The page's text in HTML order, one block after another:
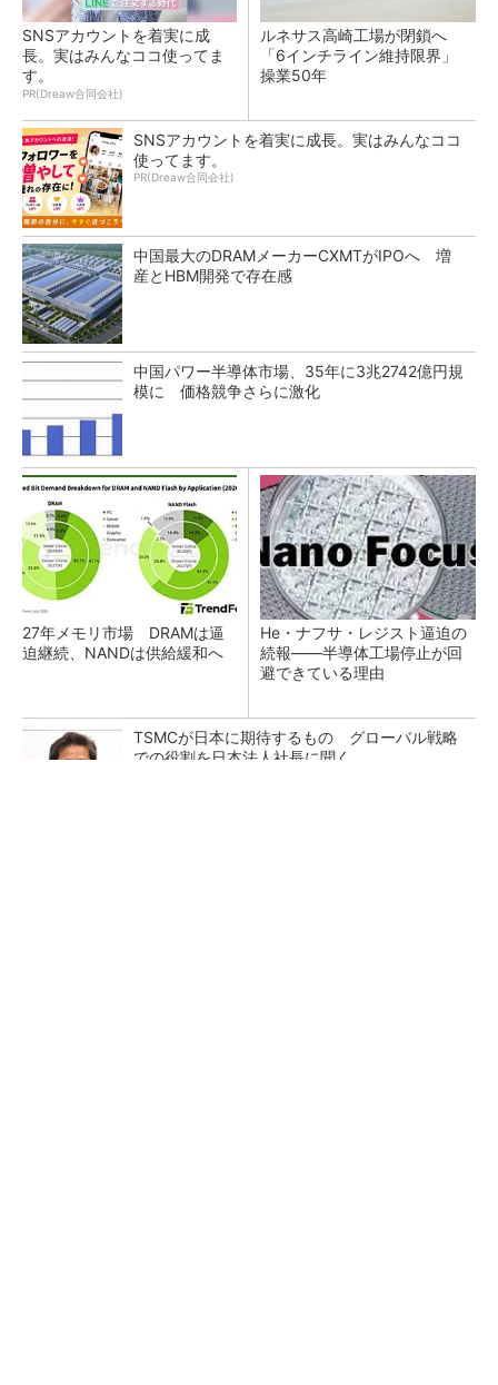
SNSアカウントを着実に成
長。実はみんなココ使ってま
す。
PR(Dreaw合同会社)
ルネサス高崎工場が閉鎖へ
「6インチライン維持限界」
操業50年
SNSアカウントを着実に成長。実はみんなココ
使ってます。
PR(Dreaw合同会社)
中国最大のDRAMメーカーCXMTがIPOへ 増
産とHBM開発で存在感
中国パワー半導体市場、35年に3兆2742億円規
模に 価格競争さらに激化
27年メモリ市場 DRAMは逼
迫継続、NANDは供給緩和へ
He・ナフサ・レジスト逼迫の
続報――半導体工場停止が回
避できている理由
TSMCが日本に期待するもの グローバル戦略
での役割を日本法人社長に聞く